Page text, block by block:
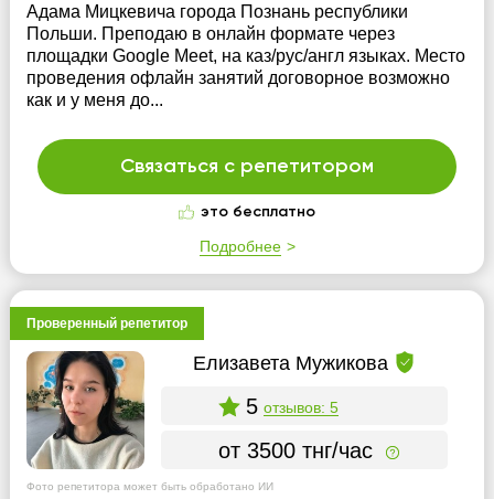
Адама Мицкевича города Познань республики
Польши. Преподаю в онлайн формате через
площадки Google Meet, на каз/рус/англ языках. Место
проведения офлайн занятий договорное возможно
как и у меня до...
Связаться с репетитором
это бесплатно
Подробнее
Проверенный репетитор
Елизавета Мужикова
5 отзывов: 5
от 3500 тнг/час
Фото репетитора может быть обработано ИИ